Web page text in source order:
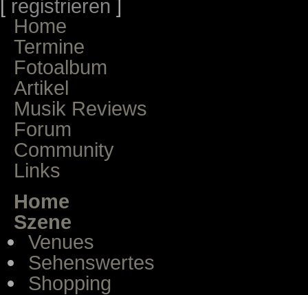
[ registrieren ]
Home
Termine
Fotoalbum
Artikel
Musik Reviews
Forum
Community
Links
Home
Szene
Venues
Sehenswertes
Shopping